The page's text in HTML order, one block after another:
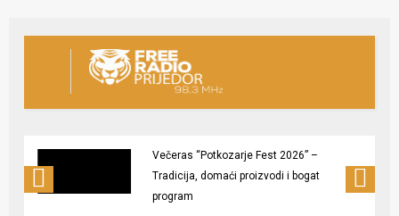
Večeras “Potkozarje Fest 2026” –
Tradicija, domaći proizvodi i bogat
program